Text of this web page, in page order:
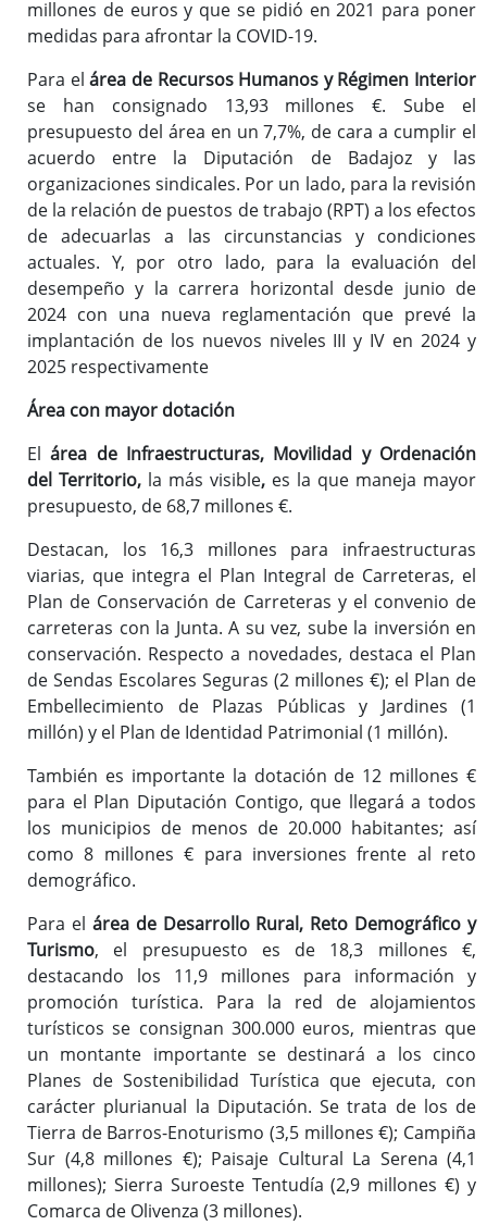
millones de euros y que se pidió en 2021 para poner
medidas para afrontar la COVID-19.
Para elárea de Recursos Humanos y Régimen Interior
se han consignado 13,93 millones €. Sube el
presupuesto del área en un 7,7%, de cara a cumplir el
acuerdo entre la Diputación de Badajoz y las
organizaciones sindicales. Por un lado, para la revisión
de la relación de puestos de trabajo (RPT) a los efectos
de adecuarlas a las circunstancias y condiciones
actuales. Y, por otro lado, para la evaluación del
desempeño y la carrera horizontal desde junio de
2024 con una nueva reglamentación que prevé la
implantación de los nuevos niveles III y IV en 2024 y
2025 respectivamente
Área con mayor dotación
Elárea de Infraestructuras, Movilidad y Ordenación
del Territorio, la más visible, es la que maneja mayor
presupuesto, de 68,7 millones €.
Destacan, los 16,3 millones para infraestructuras
viarias, que integra el Plan Integral de Carreteras, el
Plan de Conservación de Carreteras y el convenio de
carreteras con la Junta. A su vez, sube la inversión en
conservación. Respecto a novedades, destaca el Plan
de Sendas Escolares Seguras (2 millones €); el Plan de
Embellecimiento de Plazas Públicas y Jardines (1
millón) y el Plan de Identidad Patrimonial (1 millón).
También es importante la dotación de 12 millones €
para el Plan Diputación Contigo, que llegará a todos
los municipios de menos de 20.000 habitantes; así
como 8 millones € para inversiones frente al reto
demográfico.
Para el área de Desarrollo Rural, Reto Demográfico y
Turismo, el presupuesto es de 18,3 millones €,
destacando los 11,9 millones para información y
promoción turística. Para la red de alojamientos
turísticos se consignan 300.000 euros, mientras que
un montante importante se destinará a los cinco
Planes de Sostenibilidad Turística que ejecuta, con
carácter plurianual la Diputación. Se trata de los de
Tierra de Barros-Enoturismo (3,5 millones €); Campiña
Sur (4,8 millones €); Paisaje Cultural La Serena (4,1
millones); Sierra Suroeste Tentudía (2,9 millones €) y
Comarca de Olivenza (3 millones).